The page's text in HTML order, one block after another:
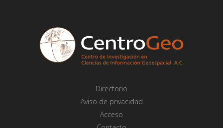
Directorio
Aviso de privacidad
Acceso